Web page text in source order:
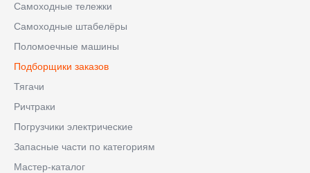
Самоходные тележки
Самоходные штабелёры
Поломоечные машины
Подборщики заказов
Тягачи
Ричтраки
Погрузчики электрические
Запасные части по категориям
Мастер-каталог